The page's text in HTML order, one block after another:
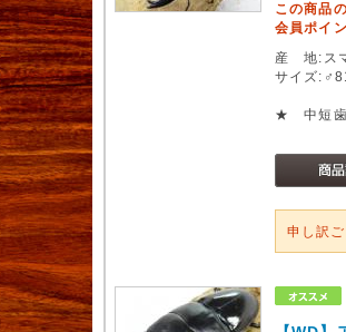
この商品
会員ポイ
産 地:ス
サイズ
★ 中短
申し訳